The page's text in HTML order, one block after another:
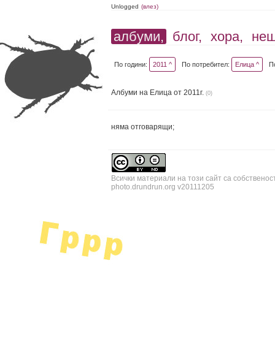
Unlogged (влез)
албуми, блог, хора,
По години: 2011 ^ По потребител: Елица ^
Албуми на Елица от 2011г. (0)
няма отговарящи;
Всички материали на този сайт са
photo.drundrun.org v20111205